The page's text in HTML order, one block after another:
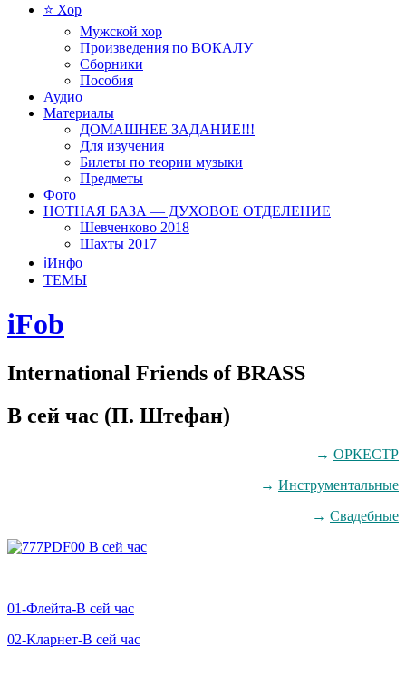
⭐ Хор
Мужской хор
Произведения по ВОКАЛУ
Сборники
Пособия
Аудио
Материалы
ДОМАШНЕЕ ЗАДАНИЕ!!!
Для изучения
Билеты по теории музыки
Предметы
Фото
НОТНАЯ БАЗА — ДУХОВОЕ ОТДЕЛЕНИЕ
Шевченково 2018
Шахты 2017
ℹ️Инфо
ТЕМЫ
iFob
International Friends of BRASS
В сей час (П. Штефан)
→ ОРКЕСТР
→ Инструментальные
→ Свадебные
00 В сей час
01-Флейта-В сей час
02-Кларнет-В сей час